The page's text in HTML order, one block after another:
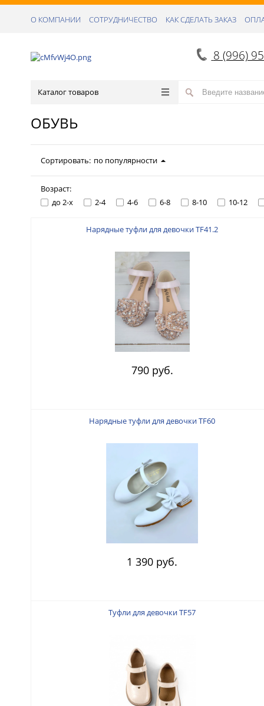
О КОМПАНИИ СОТРУДНИЧЕСТВО КАК СДЕЛАТЬ ЗАКАЗ
8 (996)
Каталог товаров
ОБУВЬ
Сортировать: по популярности
Возраст:
до 2-х
2-4 4-6 6-8 8-10 10-12
Нарядные туфли для девочки TF41.2
790 руб.
Нарядные туфли для девочки TF60
1 390 руб.
Туфли для девочки TF57